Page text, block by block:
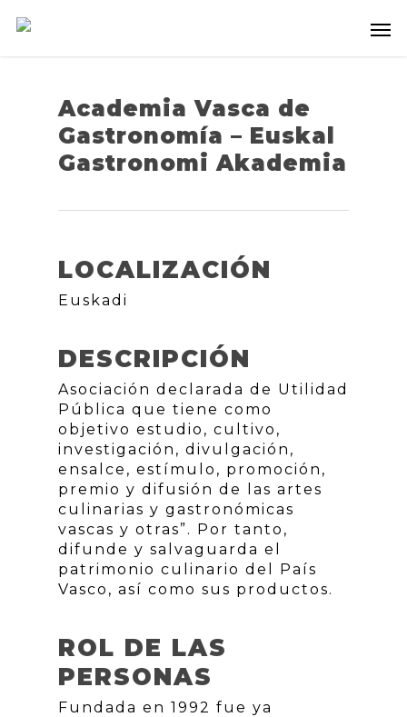
Academia Vasca de
Gastronomía – Euskal
Gastronomi Akademia
LOCALIZACIÓN
Euskadi
DESCRIPCIÓN
Asociación declarada de Utilidad
Pública que tiene como
objetivo estudio, cultivo,
investigación, divulgación,
ensalce, estímulo, promoción,
premio y difusión de las artes
culinarias y gastronómicas
vascas y otras”. Por tanto,
difunde y salvaguarda el
patrimonio culinario del País
Vasco, así como sus productos.
ROL DE LAS
PERSONAS
Fundada en 1992 fue ya